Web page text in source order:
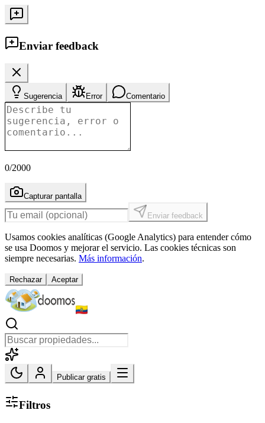
Enviar feedback
Sugerencia Error Comentario
0/2000
Capturar pantalla
Enviar feedback
Usamos cookies analíticas (Google Analytics) para entender cómo
se usa Doomos y mejorar el servicio. Las cookies técnicas son
siempre necesarias. Más información.
Rechazar Aceptar
Publicar gratis
Filtros